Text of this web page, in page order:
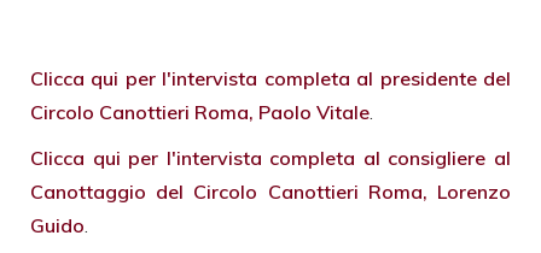
Clicca qui per l'intervista completa al presidente del
Circolo Canottieri Roma, Paolo Vitale
Clicca qui per l'intervista completa al consigliere al
Canottaggio del Circolo Canottieri Roma, Lorenzo
Guido